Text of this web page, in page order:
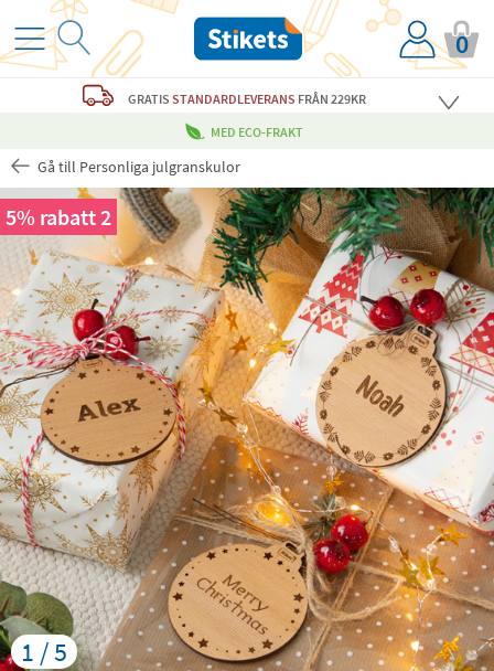
0
GRATIS STANDARDLEVERANS FRÅN 229KR
MED ECO-FRAKT
Gå till Personliga julgranskulor
1 / 5
5% rabatt 2